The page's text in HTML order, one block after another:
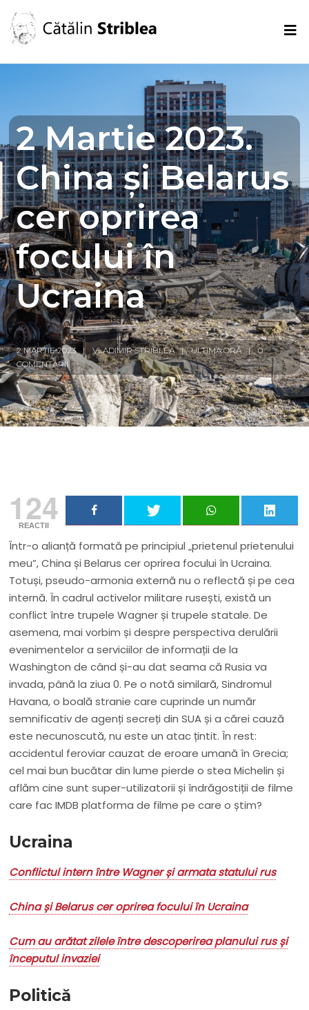
2 Martie 2023.
China și Belarus
cer oprirea
focului în
Ucraina
2 MARTIE 2023 VLADIMIR STRIBLEA ULTIMA ORĂ
0
COMENTARII
124
REACTII
Într-o alianță formată pe principiul „prietenul prietenului
meu”, China și Belarus cer oprirea focului în Ucraina.
Totuși, pseudo-armonia externă nu o reflectă și pe cea
internă. În cadrul activelor militare rusești, există un
conflict între trupele Wagner și trupele statale. De
asemena, mai vorbim și despre perspectiva derulării
evenimentelor a serviciilor de informații de la
Washington de când și-au dat seama că Rusia va
invada, până la ziua 0. Pe o notă similară, Sindromul
Havana, o boală stranie care cuprinde un număr
semnificativ de agenți secreți din SUA și a cărei cauză
este necunoscută, nu este un atac țintit. În rest:
accidentul feroviar cauzat de eroare umană în Grecia;
cel mai bun bucătar din lume pierde o stea Michelin și
aflăm cine sunt super-utilizatorii și îndrăgostiții de filme
care fac IMDB platforma de filme pe care o știm?
Ucraina
Conflictul intern între Wagner și armata statului rus
China și Belarus cer oprirea focului în Ucraina
Cum au arătat zilele între descoperirea planului rus și
începutul invaziei
Politică